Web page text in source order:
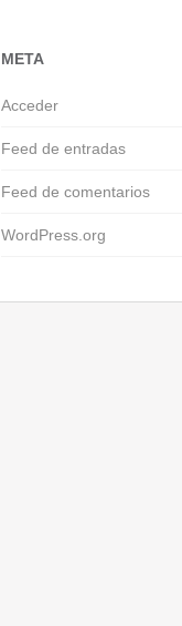
META
Acceder
Feed de entradas
Feed de comentarios
WordPress.org